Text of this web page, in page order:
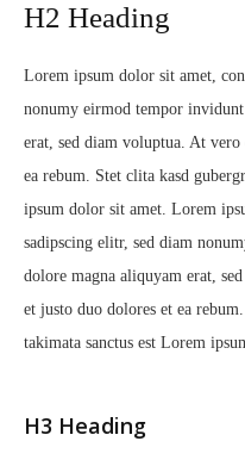
H2 Heading
Lorem ipsum dolor sit amet,
nonumy eirmod tempor
erat, sed diam voluptua. At vero
ea rebum. Stet clita kasd
ipsum dolor sit amet. Lorem
sadipscing elitr, sed diam
dolore magna aliquyam erat,
et justo duo dolores et ea
takimata sanctus est Lorem
H3 Heading